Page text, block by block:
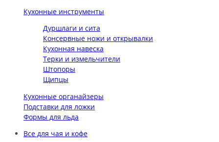
Кухонные инструменты
Дуршлаги и сита
Консервные ножи и открывалки
Кухонная навеска
Терки и измельчители
Штопоры
Щипцы
Кухонные органайзеры
Подставки для ложки
Формы для льда
Все для чая и кофе